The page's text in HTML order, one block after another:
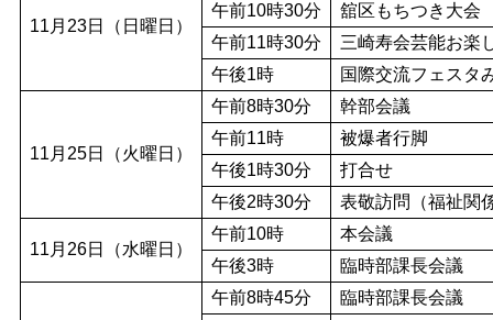
11月23日（日曜日）
午前10時30分
舘区もちつき大会
午前11時30分
三崎寿会芸能お楽
午後1時
国際交流フェスタ
11月25日（火曜日）
午前8時30分
幹部会議
午前11時
被爆者行脚
午後1時30分
打合せ
午後2時30分
表敬訪問（福祉関
11月26日（水曜日）
午前10時
本会議
午後3時
臨時部課長会議
午前8時45分
臨時部課長会議